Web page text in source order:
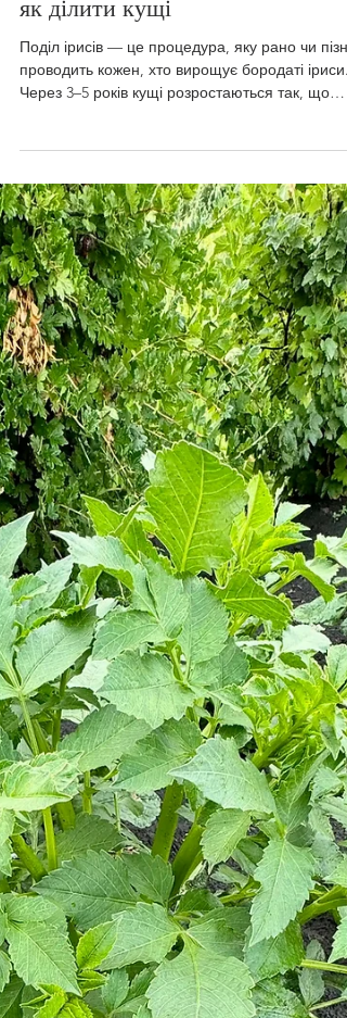
27 лип. Читати 5 хв
Поділ і пересадка ірисів: коли і
як ділити кущі
Поділ ірисів — це процедура, яку рано чи пізно
проводить кожен, хто вирощує бородаті іриси.
Через 3–5 років кущі розростаються так, що
старі кореневища відмирають у центрі, а
витісняють одне одного на периферії.
передбачуваний: менше квітів, дрібніші бутони
— а іноді й повна відсутність цвітіння при зовні
здоровому кущі. Так виглядає кущ після кількох
років без поділу: кореневища переплетені, нові
ланки вже не мають куди рости — звідси і
менше квітів. Я поміт